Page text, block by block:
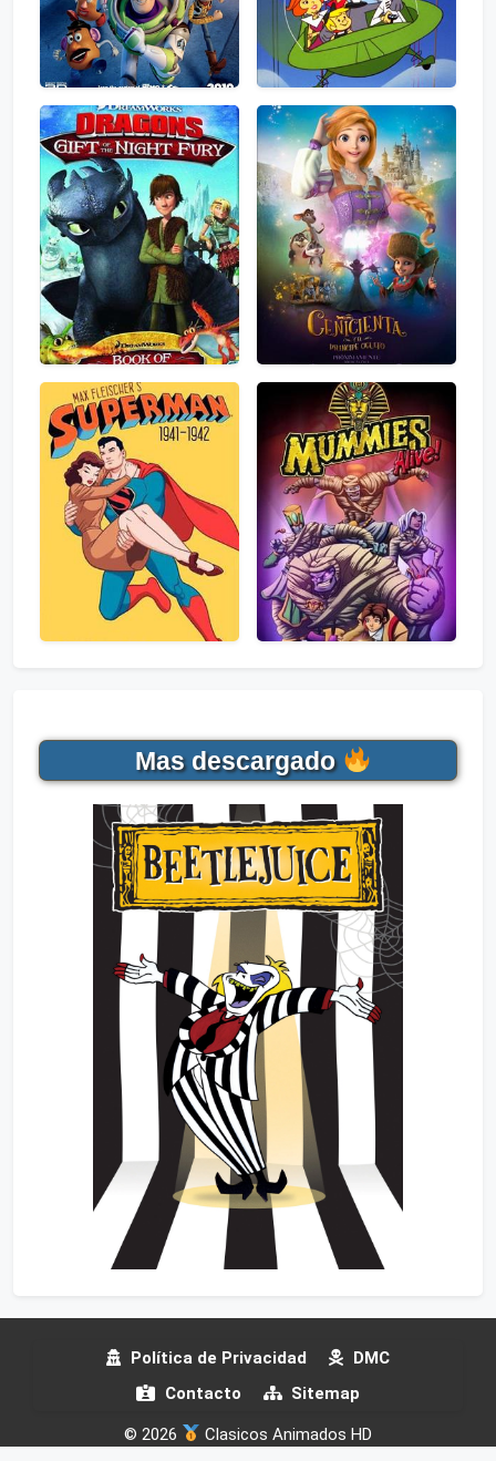
Mas descargado
Política de Privacidad
DMC
Contacto
Sitemap
© 2026 Clasicos Animados HD